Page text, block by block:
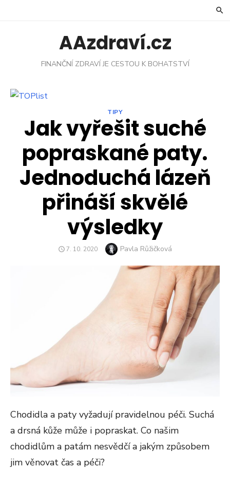
AAzdraví.cz
FINANČNÍ ZDRAVÍ JE CESTOU K BOHATSTVÍ
TIPY
Jak vyřešit suché
popraskané paty.
Jednoduchá lázeň
přináší skvělé
výsledky
POSTED
7. 10. 2020 Author
Pavla Růžičková
Chodidla a paty vyžadují pravidelnou péči. Suchá
a drsná kůže může i popraskat. Co našim
chodidlům a patám nesvědčí a jakým způsobem
jim věnovat čas a péči?